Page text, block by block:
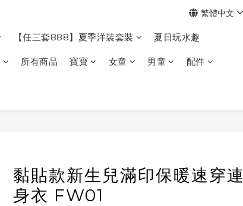
【任三套888】夏季洋裝套裝 夏日玩水趣
所有商品 寶寶 女童 男童 配件
繁體中文
黏貼款新生兒滿印保暖速穿連
身衣 FW01